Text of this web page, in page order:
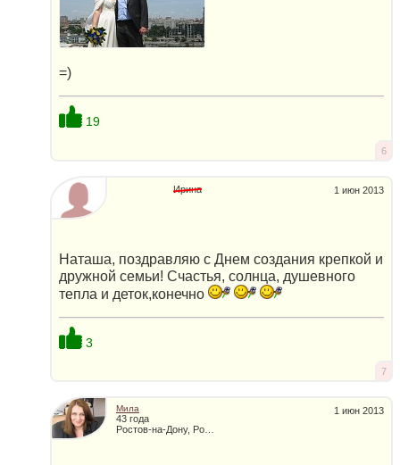
=)
19
6
1 июн 2013
Ирина
Наташа, поздравляю с Днем создания крепкой и
дружной семьи! Счастья, солнца, душевного
тепла и деток,конечно
3
7
1 июн 2013
Мила
43 года